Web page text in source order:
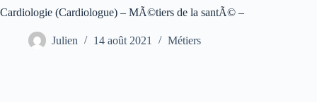
Cardiologie (Cardiologue) – MÃ©tiers de la santÃ© –
Julien 14 août 2021 Métiers